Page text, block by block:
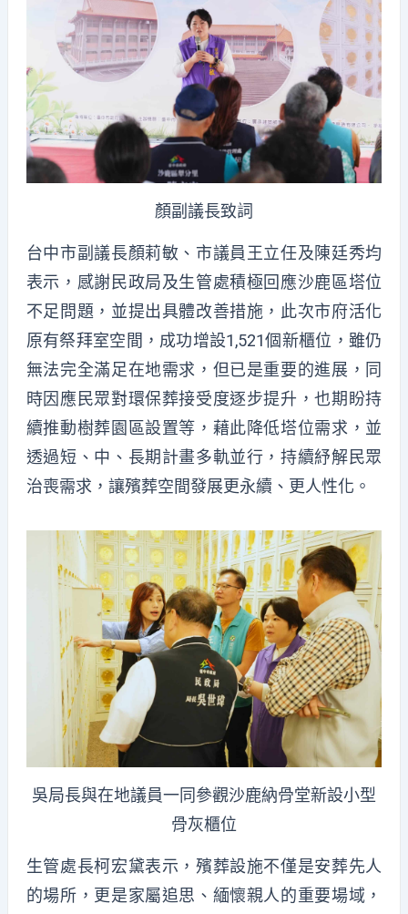
顏副議長致詞
台中市副議長顏莉敏、市議員王立任及陳廷秀均
表示，感謝民政局及生管處積極回應沙鹿區塔位
不足問題，並提出具體改善措施，此次市府活化
原有祭拜室空間，成功增設1,521個新櫃位，雖仍
無法完全滿足在地需求，但已是重要的進展，同
時因應民眾對環保葬接受度逐步提升，也期盼持
續推動樹葬園區設置等，藉此降低塔位需求，並
透過短、中、長期計畫多軌並行，持續紓解民眾
治喪需求，讓殯葬空間發展更永續、更人性化。
吳局長與在地議員一同參觀沙鹿納骨堂新設小型
骨灰櫃位
生管處長柯宏黛表示，殯葬設施不僅是安葬先人
的場所，更是家屬追思、緬懷親人的重要場域，